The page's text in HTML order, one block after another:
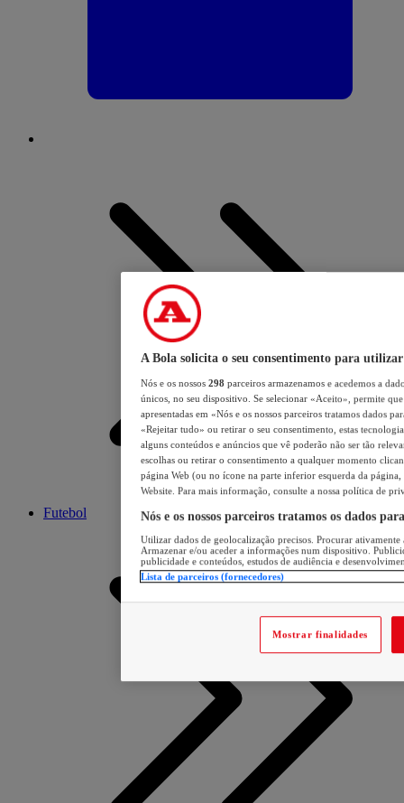
Futebol
A Bola solicita o seu consentimento para utilizar
Nós e os nossos 298 parceiros armazenamos e acedemos a
únicos, no seu dispositivo. Se selecionar «Aceito», permite
apresentadas em «Nós e os nossos parceiros tratamos dados
«Rejeitar tudo» ou retirar o seu consentimento, estas
alguns conteúdos e anúncios que vê poderão não ser tão
escolhas ou retirar o consentimento a qualquer momento
página Web (ou no ícone na parte inferior esquerda da página,
Website. Para mais informação, consulte a nossa política de
Nós e os nossos parceiros tratamos os dados
Utilizar dados de geolocalização precisos. Procurar
Armazenar e/ou aceder a informações num dispositivo.
publicidade e conteúdos, estudos de audiência e
Lista de parceiros (fornecedores)
Mostrar finalidades